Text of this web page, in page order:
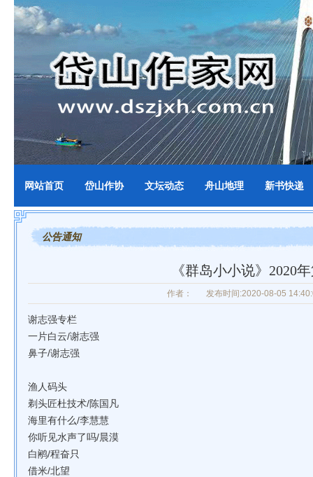
网站首页 岱山作协 文坛动态 舟山地理 新书快递
公告通知
《群岛小小说》2020
作者： 发布时间:2020-08-05
谢志强专栏
一片白云/谢志强
鼻子/谢志强
渔人码头
剃头匠杜技术/陈国凡
海里有什么/李慧慧
你听见水声了吗/晨漠
白鹇/程奋只
借米/北望